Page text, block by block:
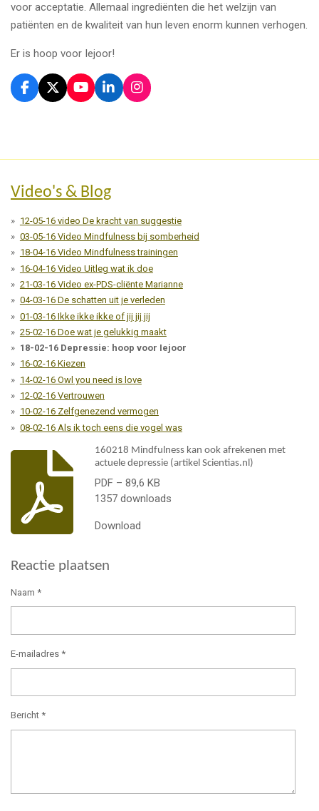
voor acceptatie. Allemaal ingrediënten die het welzijn van
patiënten en de kwaliteit van hun leven enorm kunnen verhogen.
Er is hoop voor Iejoor!
F
a
o
k
X
Y
o
b
L
i
d
I
n
g
Video's & Blog
12-05-16 video De kracht van suggestie
03-05-16 Video Mindfulness bij somberheid
18-04-16 Video Mindfulness trainingen
16-04-16 Video Uitleg wat ik doe
21-03-16 Video ex-PDS-cliënte Marianne
04-03-16 De schatten uit je verleden
01-03-16 Ikke ikke ikke of jij jij jij
25-02-16 Doe wat je gelukkig maakt
18-02-16 Depressie: hoop voor Iejoor
16-02-16 Kiezen
14-02-16 Owl you need is love
12-02-16 Vertrouwen
10-02-16 Zelfgenezend vermogen
08-02-16 Als ik toch eens die vogel was
160218 Mindfulness kan ook afrekenen met
actuele depressie (artikel Scientias.nl)
PDF – 89,6 KB
1357 downloads
Download
Reactie plaatsen
Naam *
E-mailadres *
Bericht *